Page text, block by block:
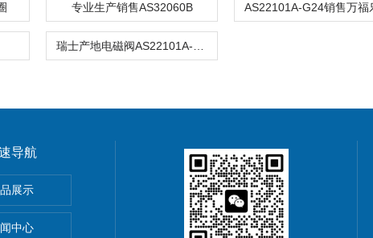
专业生产销售AS32060B
导航
展示
中心